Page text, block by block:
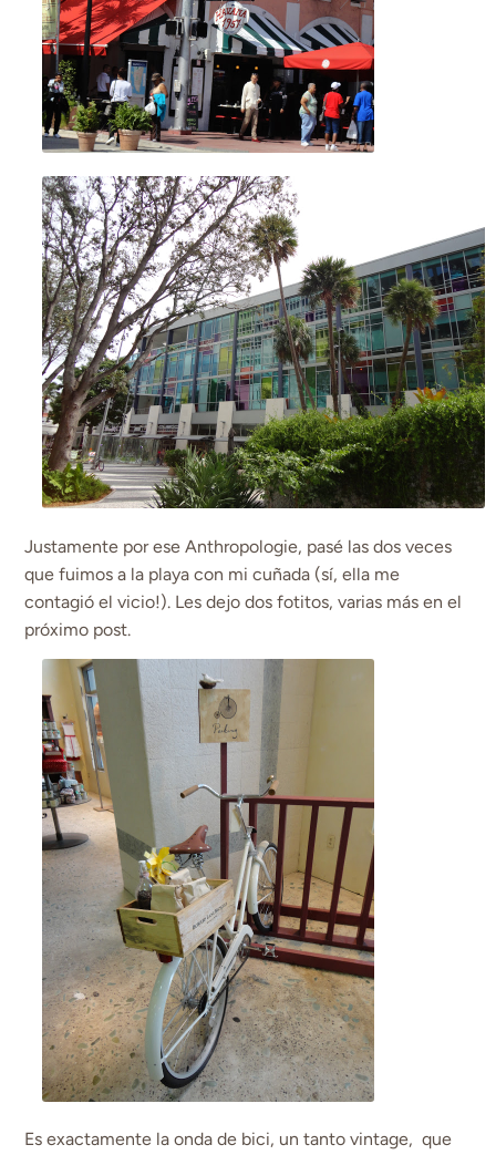
Justamente por ese Anthropologie, pasé las dos veces
que fuimos a la playa con mi cuñada (sí, ella me
contagió el vicio!). Les dejo dos fotitos, varias más en el
próximo post.
Es exactamente la onda de bici, un tanto vintage, que